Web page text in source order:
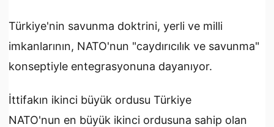
Türkiye'nin savunma doktrini, yerli ve milli
imkanlarının, NATO'nun "caydırıcılık ve savunma"
konseptiyle entegrasyonuna dayanıyor.
İttifakın ikinci büyük ordusu Türkiye
NATO'nun en büyük ikinci ordusuna sahip olan